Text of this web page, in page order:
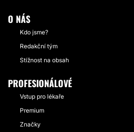
O NÁS
Kdo jsme?
Redakční tým
Stížnost na obsah
PROFESIONÁLOVÉ
Vstup pro lékaře
Premium
Značky